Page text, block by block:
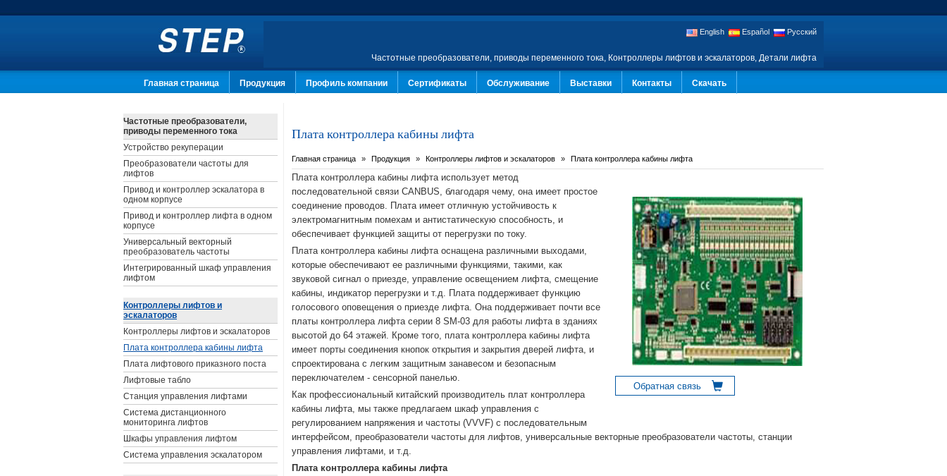
English Español Русский
Частотные преобразователи, приводы переменного тока, Контроллеры лифтов и эскалаторов, Детали лифта
Главная страница Продукция Профиль компании Сертификаты Обслуживание Выставки Контакты Скачать
Плата контроллера кабины лифта
Главная страница Продукция Контроллеры лифтов и эскалаторов Плата контроллера кабины лифта
Обратная связь
Плата контроллера кабины лифта использует метод
последовательной связи CANBUS, благодаря чему, она имеет простое
соединение проводов. Плата имеет отличную устойчивость к
электромагнитным помехам и антистатическую способность, и
обеспечивает функцией защиты от перегрузки по току.
Плата контроллера кабины лифта оснащена различными выходами,
которые обеспечивают ее различными функциями, такими, как
звуковой сигнал о приезде, управление освещением лифта, смещение
кабины, индикатор перегрузки и т.д. Плата поддерживает функцию
голосового оповещения о приезде лифта. Она поддерживает почти все
платы контроллера лифта серии 8 SM-03 для работы лифта в зданиях
высотой до 64 этажей. Кроме того, плата контроллера кабины лифта
имеет порты соединения кнопок открытия и закрытия дверей лифта, и
спроектирована с легким защитным занавесом и безопасным
переключателем - сенсорной панелью.
Как профессиональный китайский производитель плат контроллера
кабины лифта, мы также предлагаем шкаф управления с
регулированием напряжения и частоты (VVVF) с последовательным
интерфейсом, преобразователи частоты для лифтов, универсальные векторные преобразователи частоты, станции
управления лифтами, и т.д.
Плата контроллера кабины лифта
Частотные преобразователи,
приводы переменного тока
Устройство рекуперации
Преобразователи частоты для
лифтов
Привод и контроллер эскалатора в
одном корпусе
Привод и контроллер лифта в одном
корпусе
Универсальный векторный
преобразователь частоты
Интегрированный шкаф управления
лифтом
Контроллеры лифтов и
эскалаторов
Контроллеры лифтов и эскалаторов
Плата контроллера кабины лифта
Плата лифтового приказного поста
Лифтовые табло
Станция управления лифтами
Система дистанционного
мониторинга лифтов
Шкафы управления лифтом
Система управления эскалатором